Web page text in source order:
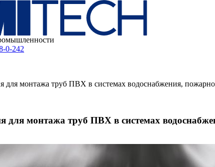
0-242
для монтажа труб ПВХ в системах водоснабжения,
для монтажа труб ПВХ в системах